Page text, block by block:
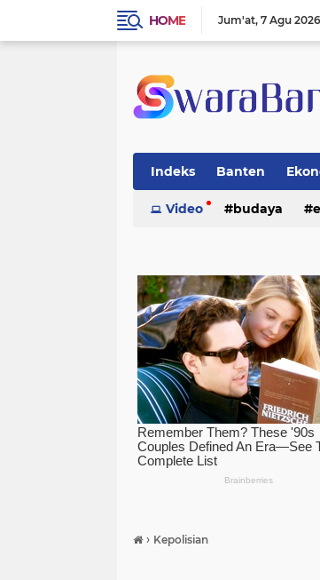
HOME Jum'at 7 Agu 2026
Indeks Banten
Video budaya
› Kepolisian